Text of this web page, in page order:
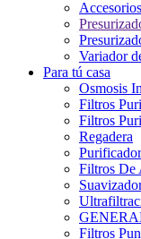
Accesorios
Variador
Para tú casa
Osmosis
Filtros
Filtros
Regadera
Filtros De
Filtros